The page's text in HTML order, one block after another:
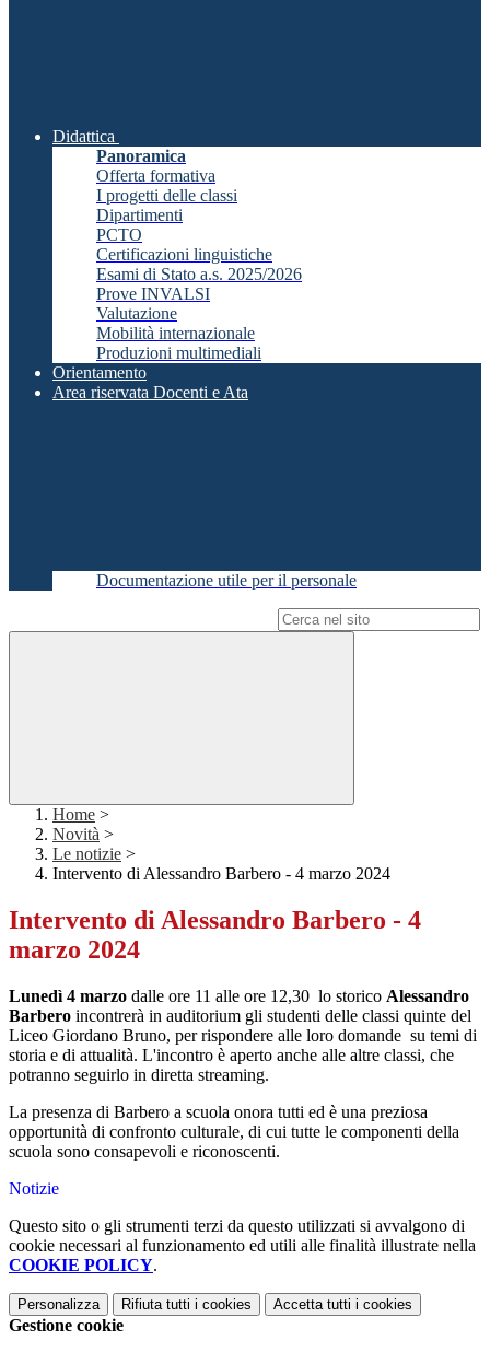
Didattica
Panoramica
Offerta formativa
I progetti delle classi
Dipartimenti
PCTO
Certificazioni linguistiche
Esami di Stato a.s. 2025/2026
Prove INVALSI
Valutazione
Mobilità internazionale
Produzioni multimediali
Orientamento
Area riservata Docenti e Ata
Documentazione utile per il personale
Home >
Novità >
Le notizie >
Intervento di Alessandro Barbero - 4 marzo 2024
Intervento di Alessandro Barbero - 4
marzo 2024
Lunedì 4 marzo dalle ore 11 alle ore 12,30 lo storico Alessandro
Barbero incontrerà in auditorium gli studenti delle classi quinte del
Liceo Giordano Bruno, per rispondere alle loro domande su temi di
storia e di attualità. L'incontro è aperto anche alle altre classi, che
potranno seguirlo in diretta streaming.
La presenza di Barbero a scuola onora tutti ed è una preziosa
opportunità di confronto culturale, di cui tutte le componenti della
scuola sono consapevoli e riconoscenti.
Notizie
Questo sito o gli strumenti terzi da questo utilizzati si avvalgono di
cookie necessari al funzionamento ed utili alle finalità illustrate nella
COOKIE POLICY.
Personalizza Rifiuta tutti i cookies Accetta tutti i cookies
Gestione cookie